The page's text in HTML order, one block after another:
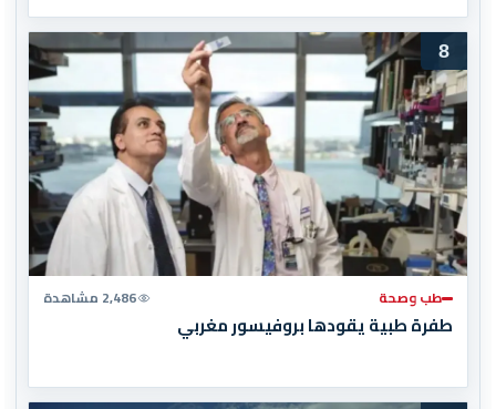
8
طب وصحة 2,486 مشاهدة
طفرة طبية يقودها بروفيسور مغربي